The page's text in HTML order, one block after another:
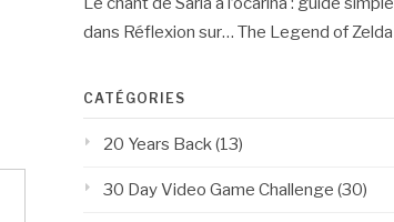
dans Réflexion sur… The Legend of Zelda
CATÉGORIES
20 Years Back (13)
30 Day Video Game Challenge (30)